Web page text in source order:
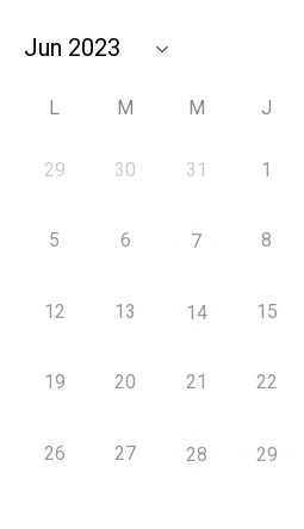
L M M J
29 30 31 1
5 6 7 8
12 13 14 15
19 20 21 22
26 27 28 29